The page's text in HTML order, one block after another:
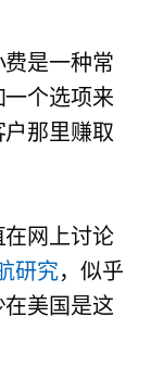
是一种常
个选项来
那里赚取
网上讨论
研究，似乎
美国是这